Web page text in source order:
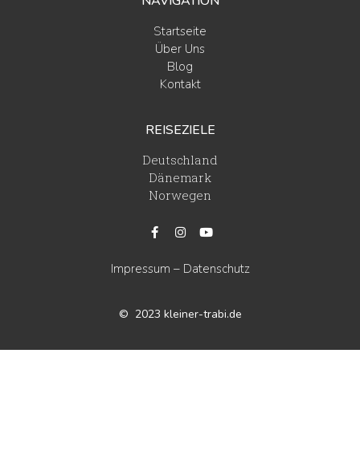
Startseite
Über Uns
Blog
Kontakt
REISEZIELE
Deutschland
Dänemark
Norwegen
Impressum – Datenschutz
© 2023 kleiner-trabi.de